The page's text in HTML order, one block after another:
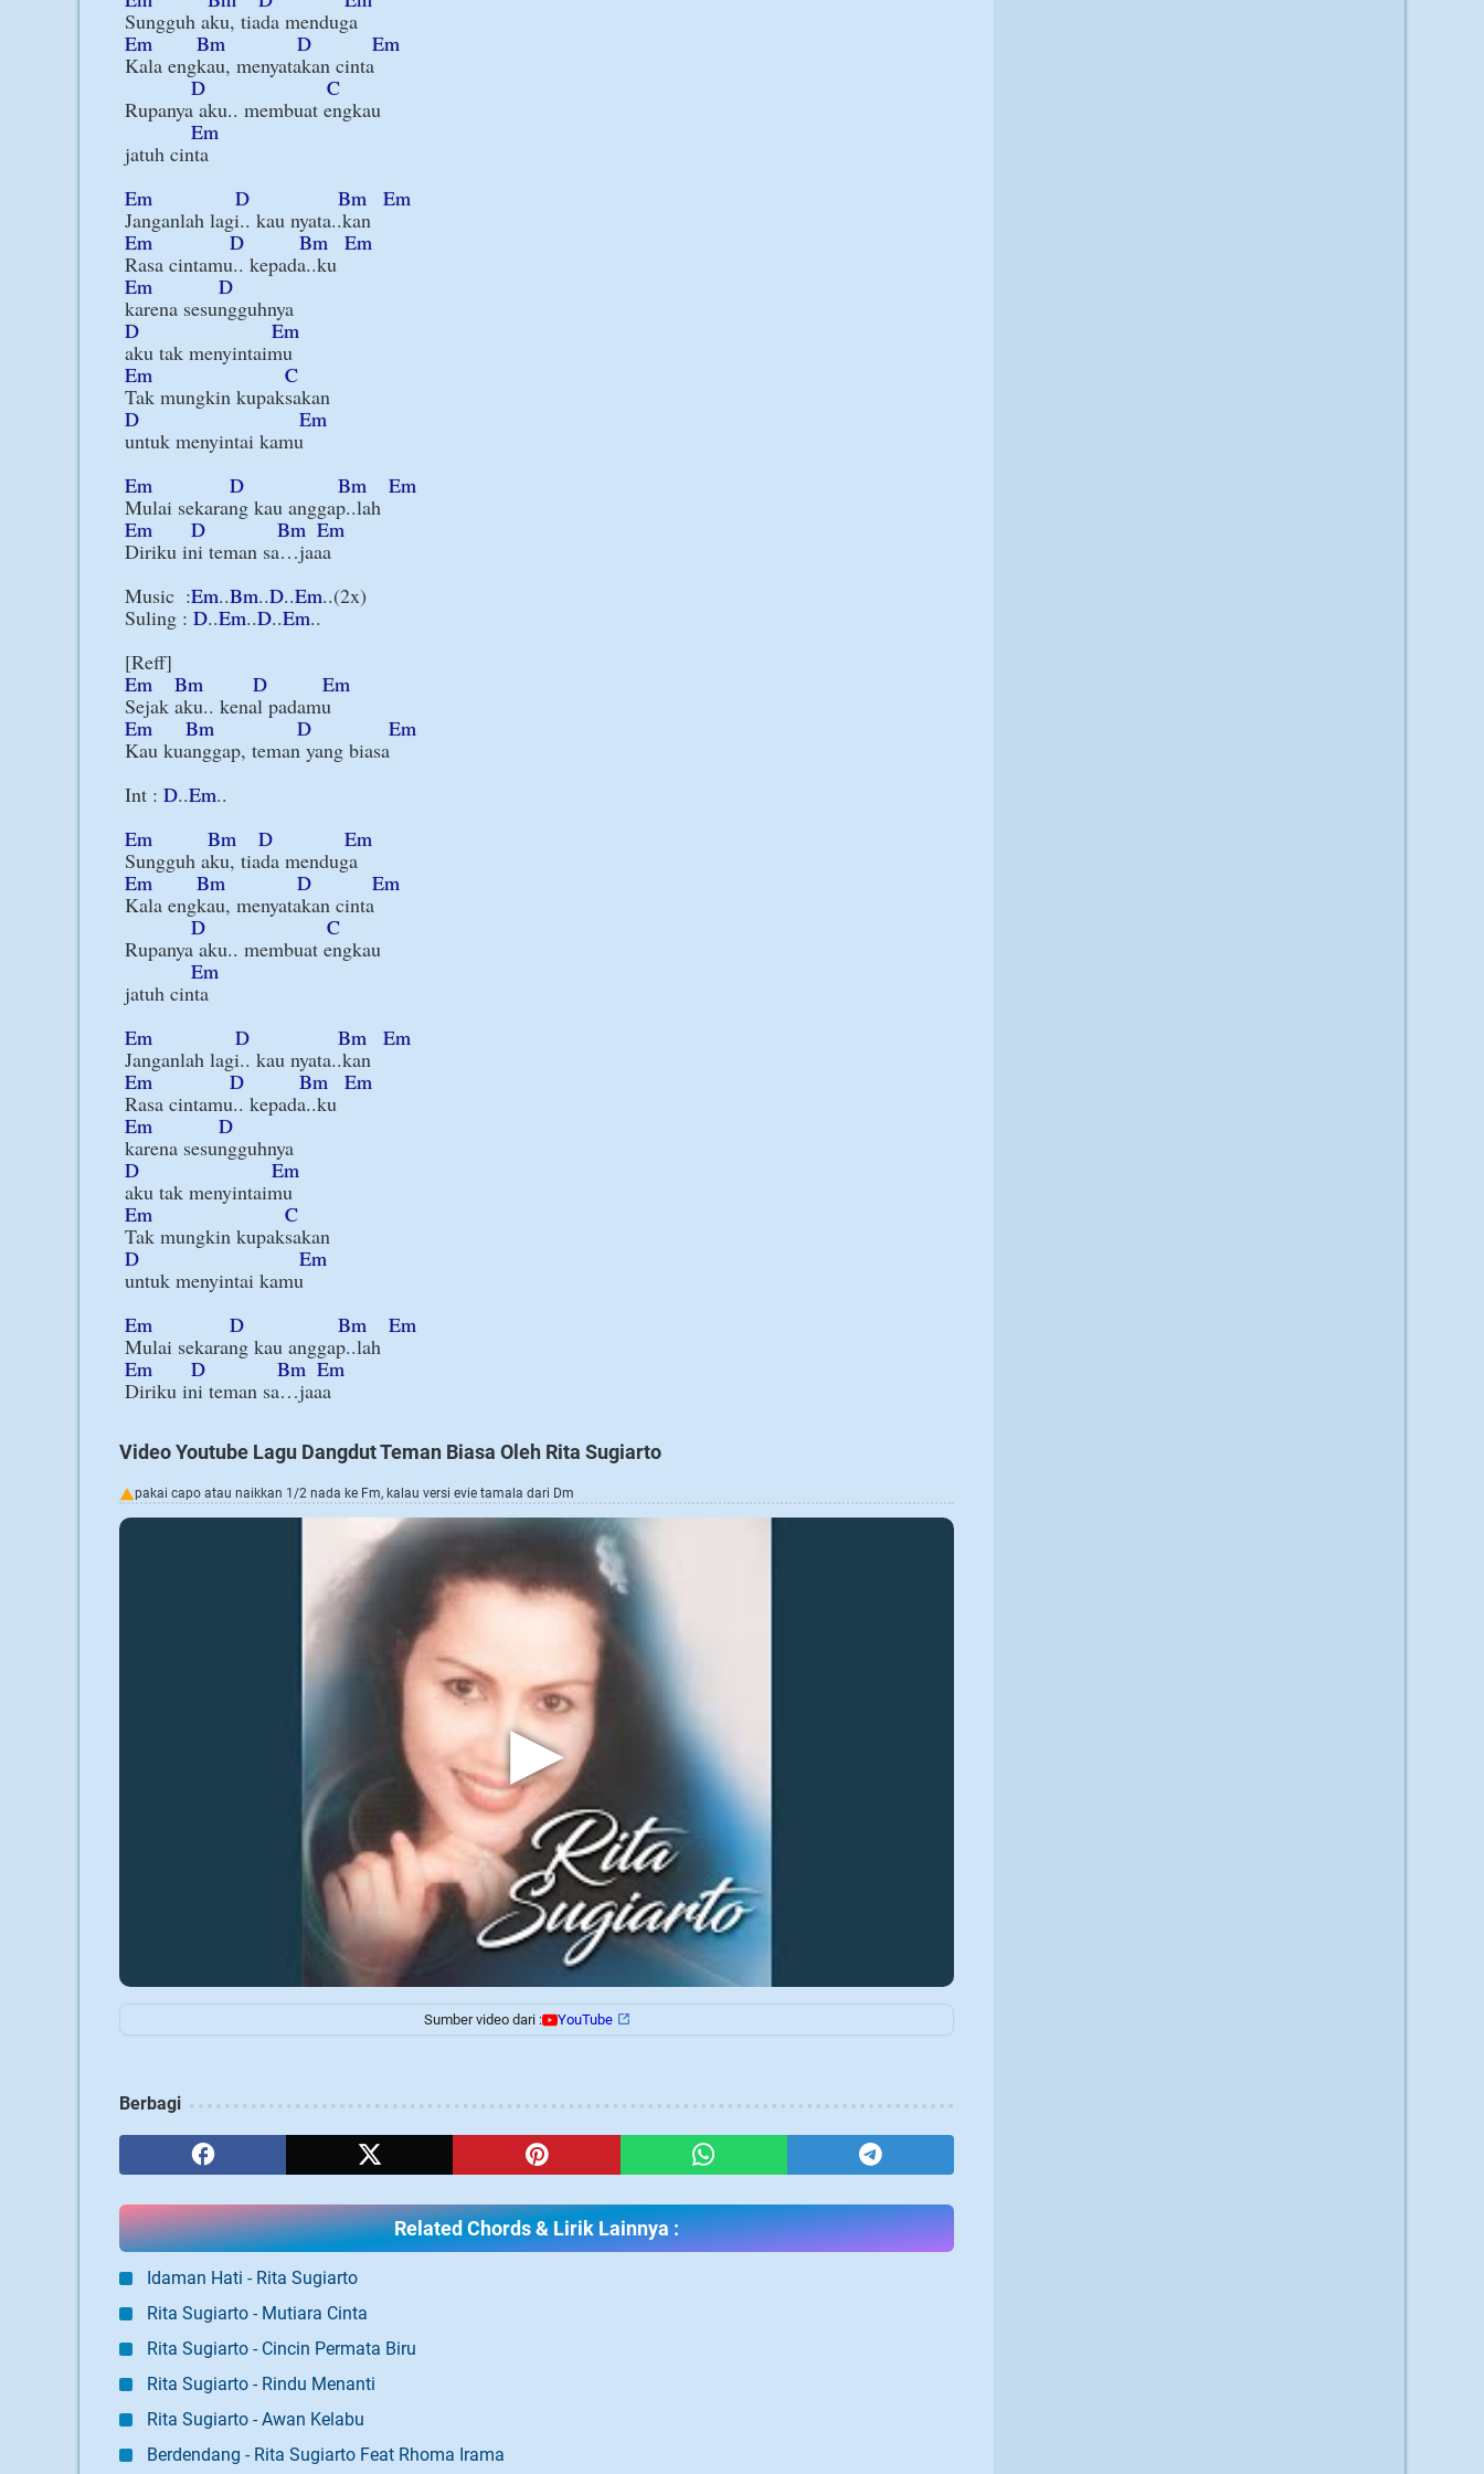
Em
Bm D
Em
Kala engkau, menyatakan cinta
D
C
Rupanya aku.. membuat engkau
Em
jatuh cinta
Em
D Bm
Em
Em
D Bm
Em
Em
D
D
Em
Em
C
D
Em
untuk menyintai kamu
Em
D Bm
Em
Em
D Bm Em
Diriku ini teman sa…jaaa
Music  :Em..Bm..D..Em..(2x)
Suling : D..Em..D..Em..
Em
Bm D
Em
Em
Bm D
Em
Kau kuanggap, teman yang biasa
Int : D..Em..
Em
Bm D
Em
Em
Bm D
Em
Kala engkau, menyatakan cinta
D
C
Rupanya aku.. membuat engkau
Em
jatuh cinta
Em
D Bm
Em
Em
D Bm
Em
Em
D
D
Em
Em
C
D
Em
untuk menyintai kamu
Em
D Bm
Em
Em
D Bm Em
Video Youtube Lagu Dangdut Teman Biasa Oleh Rita Sugiarto
pakai capo atau naikkan 1/2 nada ke Fm, kalau versi evie tamala dari Dm
▶
Sumber video dari : YouTube
Berbagi
Related Chords & Lirik Lainnya :
Idaman Hati - Rita Sugiarto
Rita Sugiarto - Mutiara Cinta
Rita Sugiarto - Cincin Permata Biru
Rita Sugiarto - Rindu Menanti
Rita Sugiarto - Awan Kelabu
Berdendang - Rita Sugiarto Feat Rhoma Irama